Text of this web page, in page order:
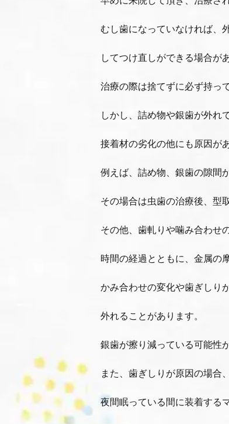
むし歯になっていなければ、
してつけ直しができる場合が
治療の際は捨てずに必ず持っ
しかし、詰め物や銀歯が外れ
接着材の劣化の他にも原因が
例えば、詰め物、銀歯の隙間
その場合は虫歯の治療後、型
その他、歯軋りや噛み合わせ
時間の経過とともに、金属の
かみ合わせの変化や歯ぎしり
外れることがあります。
銀歯が擦り減っている可能性
また、歯ぎしりが原因の場合
夜間眠っている間に装着する